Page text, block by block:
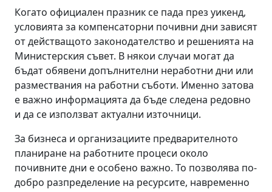
Когато официален празник се пада през уикенд,
условията за компенсаторни почивни дни зависят
от действащото законодателство и решенията на
Министерския съвет. В някои случаи могат да
бъдат обявени допълнителни неработни дни или
размествания на работни съботи. Именно затова
е важно информацията да бъде следена редовно
и да се използват актуални източници.
За бизнеса и организациите предварителното
планиране на работните процеси около
почивните дни е особено важно. То позволява по-
добро разпределение на ресурсите, навременно